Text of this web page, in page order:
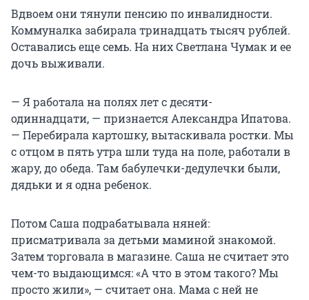
Вдвоем они тянули пенсию по инвалидности.
Коммуналка забирала тринадцать тысяч рублей.
Оставались еще семь. На них Светлана Чумак и ее
дочь выживали.
— Я работала на полях лет с десяти-
одиннадцати, — признается Александра Ипатова.
— Перебирала картошку, вытаскивала ростки. Мы
с отцом в пять утра шли туда на поле, работали в
жару, до обеда. Там бабулечки-дедулечки были,
дядьки и я одна ребенок.
Потом Саша подрабатывала няней:
присматривала за детьми маминой знакомой.
Затем торговала в магазине. Саша не считает это
чем-то выдающимся: «А что в этом такого? Мы
просто жили», — считает она. Мама с ней не